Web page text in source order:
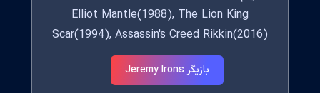
Elliot Mantle(1988), The Lion King
Scar(1994), Assassin's Creed Rikkin(2016)
بازیگر Jeremy Irons